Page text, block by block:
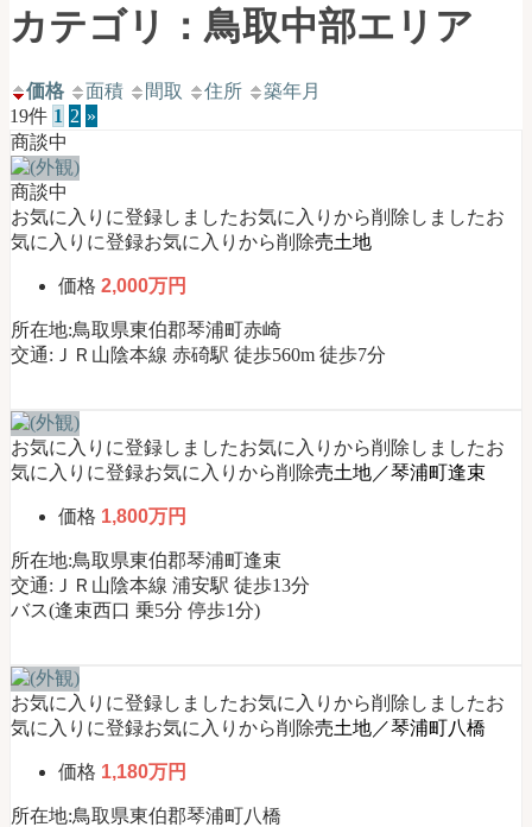
町
｜
地
売
買・
不
動
産
購
せ
く
さ
い
【公
式】
カテゴリ：鳥取中部エリア
価格 面積 間取 住所
築年月
19件 1 2 »
商談中
商談中
お気に入りに登録しましたお気に入りから削除しましたお
気に入りに登録お気に入りから削除売土地
価格 2,000万円
所在地:鳥取県東伯郡琴浦町赤崎
交通:ＪＲ山陰本線 赤碕駅 徒歩560m 徒歩7分
お気に入りに登録しましたお気に入りから削除しましたお
気に入りに登録お気に入りから削除売土地／琴浦町逢束
価格 1,800万円
所在地:鳥取県東伯郡琴浦町逢束
交通:ＪＲ山陰本線 浦安駅 徒歩13分
バス(逢束西口 乗5分 停歩1分)
お気に入りに登録しましたお気に入りから削除しましたお
気に入りに登録お気に入りから削除売土地／琴浦町八橋
価格 1,180万円
所在地:鳥取県東伯郡琴浦町八橋